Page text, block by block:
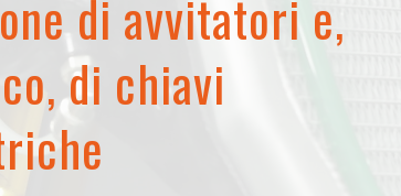
di avvitatori e,
di chiavi